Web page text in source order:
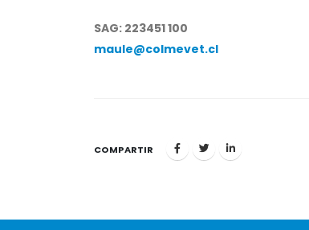
SAG: 223451 100
maule@colmevet.cl
COMPARTIR